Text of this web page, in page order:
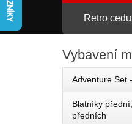
Retro
Vybavení
Adventure Set
Blatníky
předních